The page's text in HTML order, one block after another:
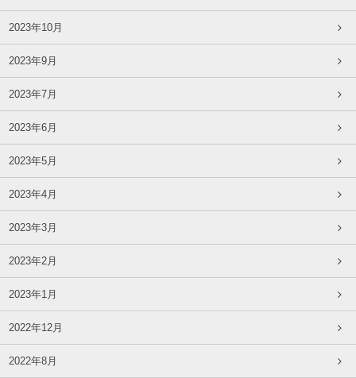
2023年10月
2023年9月
2023年7月
2023年6月
2023年5月
2023年4月
2023年3月
2023年2月
2023年1月
2022年12月
2022年8月